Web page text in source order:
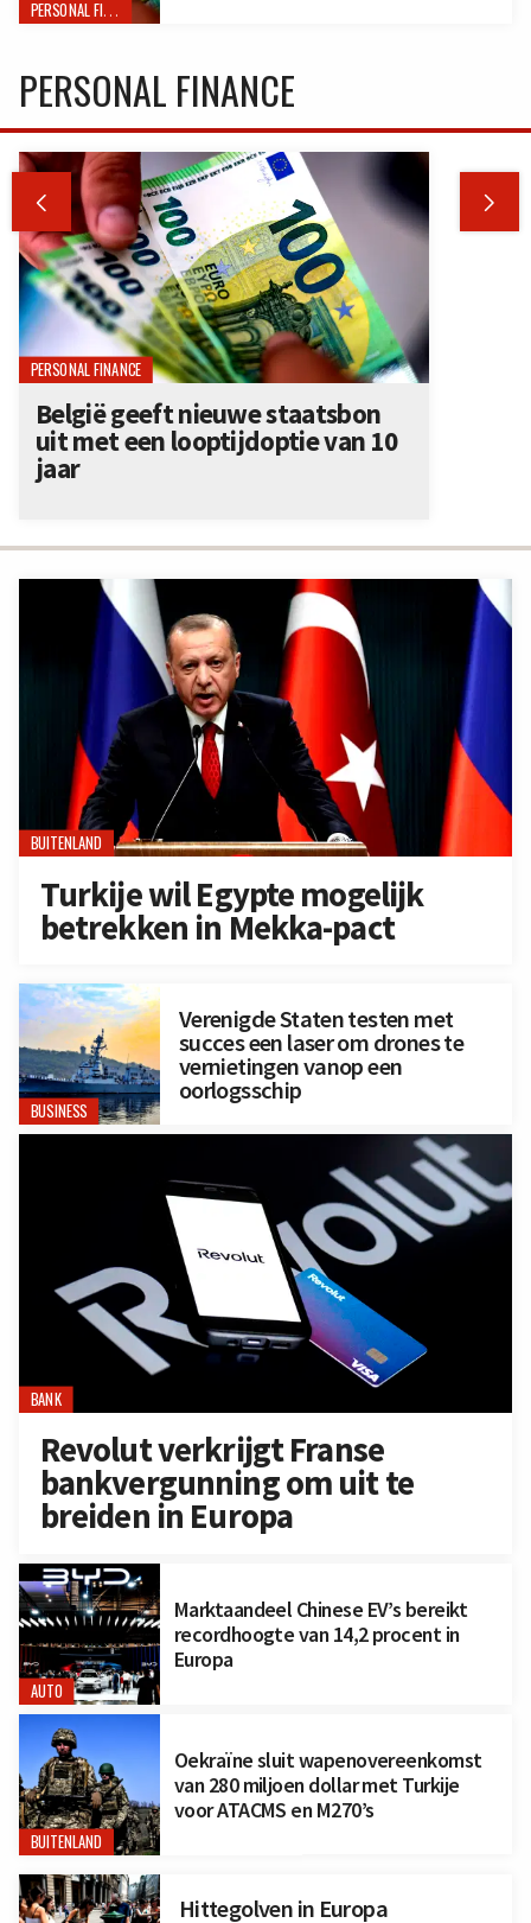
PERSONAL FINANCE
BUITENLAND
Turkije wil Egypte mogelijk
betrekken in Mekka-pact
BUSINESS
Verenigde Staten testen met
succes een laser om drones te
vernietingen vanop een
oorlogsschip
BANK
Revolut verkrijgt Franse
bankvergunning om uit te
breiden in Europa
AUTO
Marktaandeel Chinese EV’s bereikt
recordhoogte van 14,2 procent in
Europa
BUITENLAND
Oekraïne sluit wapenovereenkomst
van 280 miljoen dollar met Turkije
voor ATACMS en M270’s
Hittegolven in Europa
PERSONAL FINANCE
 
PERSONAL FINANCE
België geeft nieuwe staatsbon
uit met een looptijdoptie van 10
jaar